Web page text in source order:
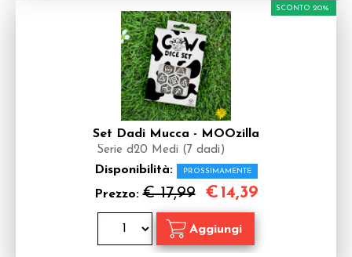
Set Dadi Mucca - MOOzilla
Serie d20 Medi (7 dadi)
Disponibilità: PROSSIMAMENTE
Prezzo:€ 17,99
SCONTO 20%
€14,39